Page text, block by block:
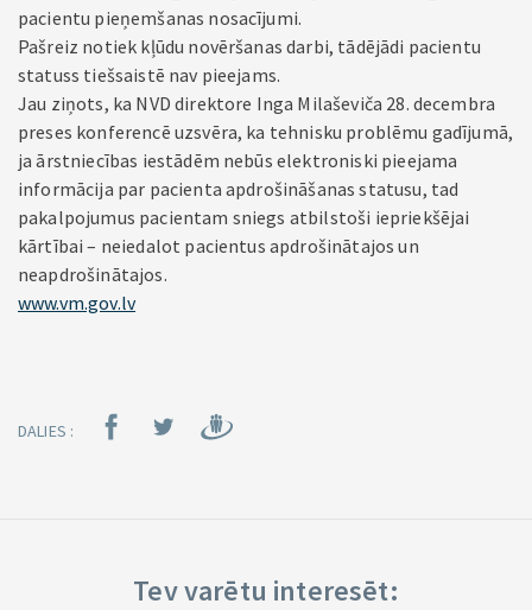
pacientu pieņemšanas nosacījumi.
Pašreiz notiek kļūdu novēršanas darbi, tādējādi pacientu
statuss tiešsaistē nav pieejams.
Jau ziņots, ka NVD direktore Inga Milaševiča 28. decembra
preses konferencē uzsvēra, ka tehnisku problēmu gadījumā,
ja ārstniecības iestādēm nebūs elektroniski pieejama
informācija par pacienta apdrošināšanas statusu, tad
pakalpojumus pacientam sniegs atbilstoši iepriekšējai
kārtībai – neiedalot pacientus apdrošinātajos un
neapdrošinātajos.
www.vm.gov.lv
DALIES :
Tev varētu interesēt: